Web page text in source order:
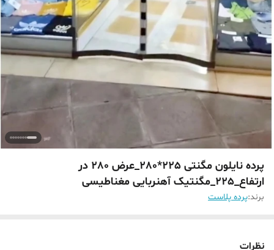
پرده نایلون مگنتی 225*280_عرض 280 در
ارتفاع_225_مگنتیک آهنربایی مغناطیسی
برند:پرده پلاست
نظرات